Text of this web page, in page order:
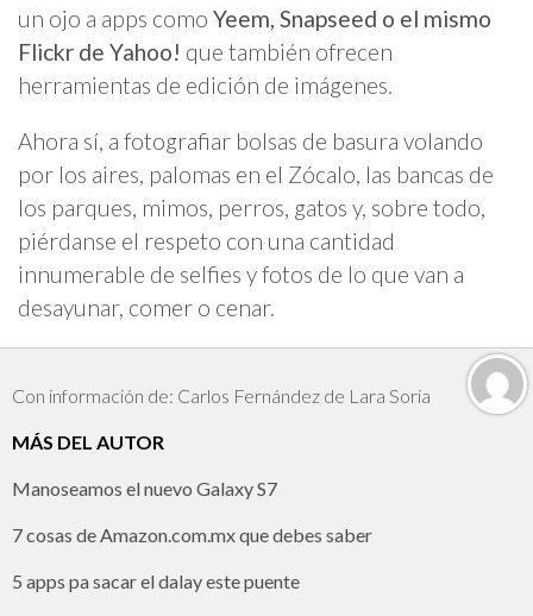
un ojo a apps como Yeem, Snapseed o el mismo
Flickr de Yahoo! que también ofrecen
herramientas de edición de imágenes.
Ahora sí, a fotografiar bolsas de basura volando
por los aires, palomas en el Zócalo, las bancas de
los parques, mimos, perros, gatos y, sobre todo,
piérdanse el respeto con una cantidad
innumerable de selfies y fotos de lo que van a
desayunar, comer o cenar.
Con información de: Carlos Fernández de Lara Soria
MÁS DEL AUTOR
Manoseamos el nuevo Galaxy S7
7 cosas de Amazon.com.mx que debes saber
5 apps pa sacar el dalay este puente